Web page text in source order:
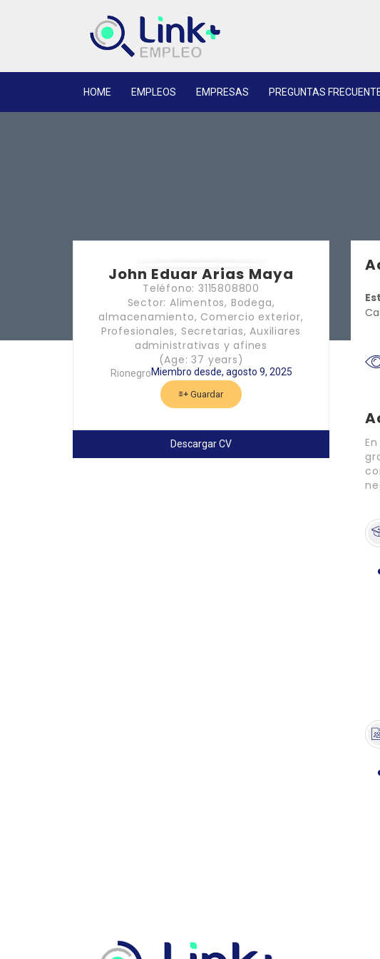
HOME EMPLEOS EMPRESAS PREGUNTAS
John Eduar Arias Maya
Teléfono: 3115808800
Sector: Alimentos, Bodega,
almacenamiento, Comercio exterior,
Profesionales, Secretarias, Auxiliares
administrativas y afines
(Age: 37 years)
RionegroMiembro desde, agosto 9, 2025
Guardar
Descargar CV